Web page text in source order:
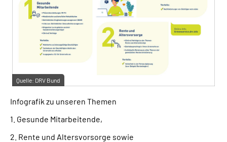
Quelle: DRV Bund
Infografik zu unseren Themen
1. Gesunde Mitarbeitende,
2. Rente und Altersvorsorge sowie